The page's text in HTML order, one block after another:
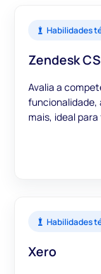
Habilidades
Zendesk CS
Avalia a
mais, ideal
Habilidades
Xero